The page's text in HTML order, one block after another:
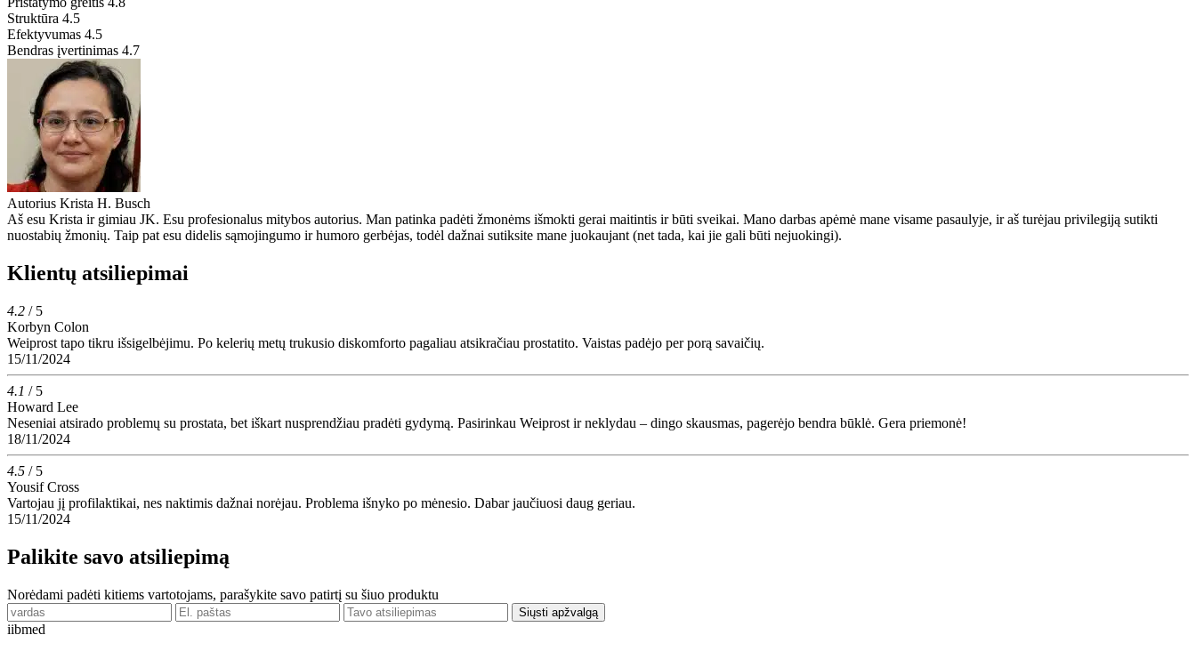
Struktūra 4.5
Efektyvumas 4.5
Bendras įvertinimas 4.7
Autorius Krista H. Busch
Aš esu Krista ir gimiau JK. Esu profesionalus mitybos autorius. Man patinka padėti žmonėms išmokti gerai maitintis ir būti sveikai. Mano darbas apėmė mane visame pasaulyje, ir aš turėjau privilegiją sutikti
nuostabių žmonių. Taip pat esu didelis sąmojingumo ir humoro gerbėjas, todėl dažnai sutiksite mane juokaujant (net tada, kai jie gali būti nejuokingi).
Klientų atsiliepimai
4.2 / 5
Korbyn Colon
Weiprost tapo tikru išsigelbėjimu. Po kelerių metų trukusio diskomforto pagaliau atsikračiau prostatito. Vaistas padėjo per porą savaičių.
15/11/2024
4.1 / 5
Howard Lee
Neseniai atsirado problemų su prostata, bet iškart nusprendžiau pradėti gydymą. Pasirinkau Weiprost ir neklydau – dingo skausmas, pagerėjo bendra būklė. Gera priemonė!
18/11/2024
4.5 / 5
Yousif Cross
Vartojau jį profilaktikai, nes naktimis dažnai norėjau. Problema išnyko po mėnesio. Dabar jaučiuosi daug geriau.
15/11/2024
Palikite savo atsiliepimą
Norėdami padėti kitiems vartotojams, parašykite savo patirtį su šiuo produktu
Siųsti apžvalgą
iibmed